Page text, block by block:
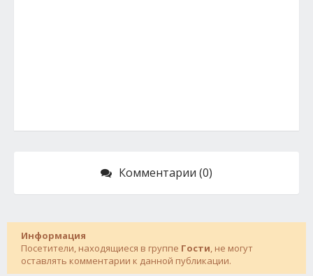
Комментарии (0)
Информация
Посетители, находящиеся в группе Гости, не могут
оставлять комментарии к данной публикации.